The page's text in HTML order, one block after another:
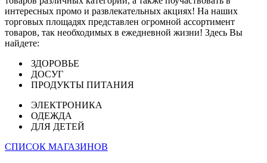
интересных промо и развлекательных акциях! На наших
торговых площадях представлен огромной ассортимент
товаров, так необходимых в ежедневной жизни! Здесь Вы
найдете:
ЗДОРОВЬЕ
ДОСУГ
ПРОДУКТЫ ПИТАНИЯ
ЭЛЕКТРОНИКА
ОДЕЖДА
ДЛЯ ДЕТЕЙ
СПИСОК МАГАЗИНОВ